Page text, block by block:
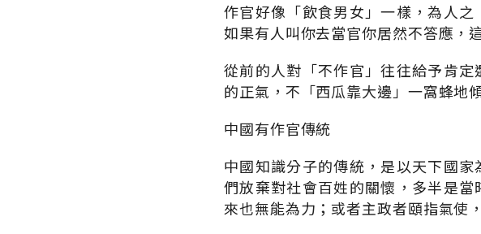
作官好像「飲食男女」一樣，為人
如果有人叫你去當官你居然不答應，
從前的人對「不作官」往往給予肯
的正氣，不「西瓜靠大邊」一窩蜂地
中國有作官傳統
中國知識分子的傳統，是以天下國
們放棄對社會百姓的關懷，多半是
來也無能為力；或者主政者頤指氣使